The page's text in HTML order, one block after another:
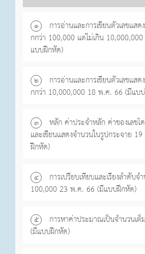
๑
การอ่านและการเขียนตัวเลขแส
กกว่า 100,000 แต่ไม่เกิน
แบบฝึกหัด)
๒
การอ่านและการเขียนตัวเลขแส
กกว่า 10,000,000 18 พ.ค. 66 (มีแบ
๓
หลัก ค่าประจำหลัก ค่าของเลข
และเขียนแสดงจำนวนในรูปกระจาย
ฝึกหัด)
๔
การเปรียบเทียบและเรียงลำดับ
100,000 23 พ.ค. 66 (มีแบบฝึกหัด)
๕
การหาค่าประมาณเป็นจำนวนเ
(มีแบบฝึกหัด)